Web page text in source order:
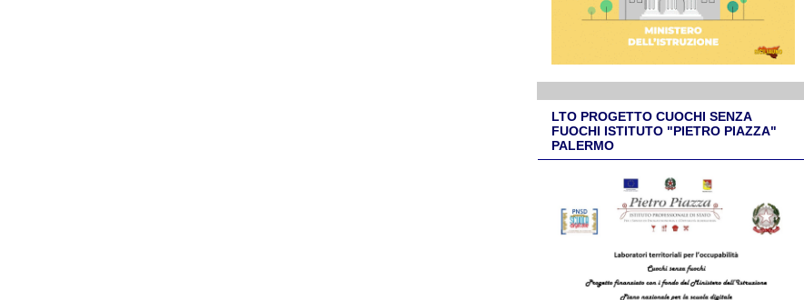
LTO PROGETTO CUOCHI SENZA
FUOCHI ISTITUTO "PIETRO PIAZZA"
PALERMO